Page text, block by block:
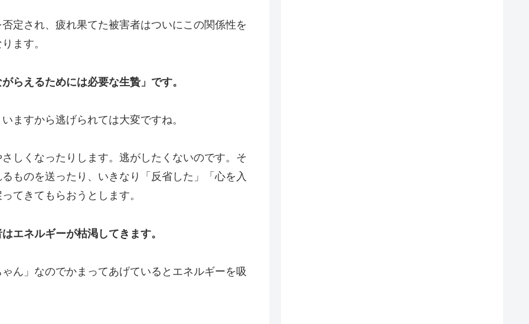
定され、疲れ果てた被害者はついにこの関係性を
ます。
らえるためには必要な生贄」です。
ますから逃げられては大変ですね。
しくなったりします。逃がしたくないのです。そ
ものを送ったり、いきなり「反省した」「心を入
てきてもらおうとします。
エネルギーが枯渇してきます。
ん」なのでかまってあげているとエネルギーを吸